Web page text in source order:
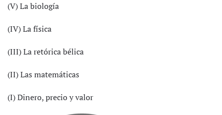
(V) La biología
(IV) La física
(III) La retórica bélica
(II) Las matemáticas
(I) Dinero, precio y valor